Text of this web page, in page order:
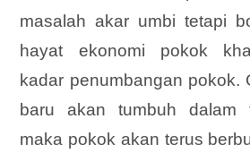
masalah akar umbi tetapi
hayat ekonomi pokok
kadar penumbangan pokok.
baru akan tumbuh dalam
maka pokok akan terus